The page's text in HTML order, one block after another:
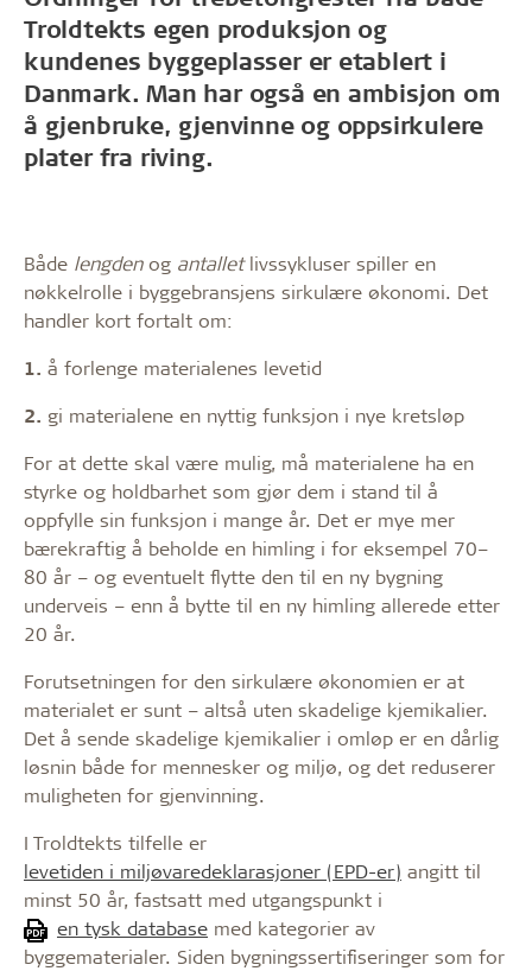
Troldtekts egen produksjon og
kundenes byggeplasser er etablert i
Danmark. Man har også en ambisjon om
å gjenbruke, gjenvinne og oppsirkulere
plater fra riving.
Både lengdenog antalletlivssykluser spiller en
nøkkelrolle i byggebransjens sirkulære økonomi. Det
handler kort fortalt om:
1. å forlenge materialenes levetid
2. gi materialene en nyttig funksjon i nye kretsløp
For at dette skal være mulig, må materialene ha en
styrke og holdbarhet som gjør dem i stand til å
oppfylle sin funksjon i mange år. Det er mye mer
bærekraftig å beholde en himling i for eksempel 70–
80 år – og eventuelt flytte den til en ny bygning
underveis – enn å bytte til en ny himling allerede etter
20 år.
Forutsetningen for den sirkulære økonomien er at
materialet er sunt – altså uten skadelige kjemikalier.
Det å sende skadelige kjemikalier i omløp er en dårlig
løsnin både for mennesker og miljø, og det reduserer
muligheten for gjenvinning.
I Troldtekts tilfelle er
levetiden i miljøvaredeklarasjoner (EPD-er) angitt til
minst 50 år, fastsatt med utgangspunkt i
en tysk database med kategorier av
byggematerialer. Siden bygningssertifiseringer som for